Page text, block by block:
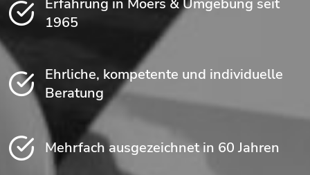
1965
Ehrliche, kompetente und individuelle
Beratung
Mehrfach ausgezeichnet in 60 Jahren